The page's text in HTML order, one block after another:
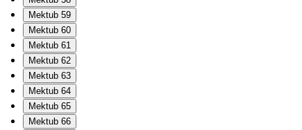
Mektub 59
Mektub 60
Mektub 61
Mektub 62
Mektub 63
Mektub 64
Mektub 65
Mektub 66